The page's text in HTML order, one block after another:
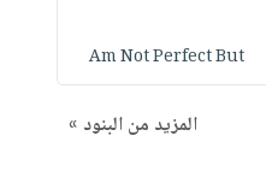
Am Not Perfect But
المزيد من البنود »